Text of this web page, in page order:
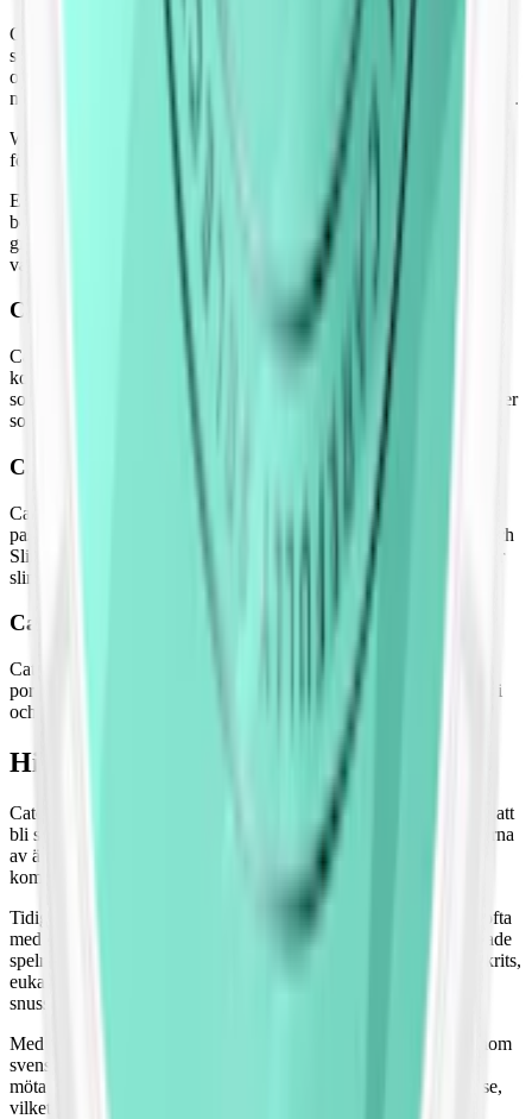
Catch finns i flera olika storlekar och format från liten minisnus till
större slim portionssnus. Formaten varierar från de fuktigare
original-prillorna som ger en snabbare release av både smak och
nikotin, till de torrare white-prillorna som finns i både mini och slim.
White-prillorna har en torrare yta som minskar rinnighet och
förlänger smakupplevelsen.
En Catch Licorice White Mini väger endast 0,42 gram vilket är
betydligt mindre än Catch Apple Slim White där prillan väger 0,8
gram. Catch fanns tidigare också som slim portionssnus under
varumärket XR.
Catch Mini
Catch Mini har prillor vars diskretion och bekvämlighet inte
kompromissar med vare sig smak eller styrka. Små, diskreta prillor
som enkelt kan döljas under läppen. Catch Mini finns i olika smaker
som lakrits, spearmint och eukalyptus.
Catch Slim
Catch Slim från Swedish Match är framtaget för diskretion och
passform utan att kompromissa med smak eller nikotinstyrka. Catch
Slim finns i smaker såsom mint, äpple och persika. Det som skiljer
slim från mini är att slim ger en lite fylligare känsla under läppen.
Catch Original
Catch Original, även känd som Catch Large, är ett klassiskt
portionssnus med en fullstor prilla. Prillorna är större än både mini
och slim. Denna storlek utgick ur sortimentet under januari 2025.
Historien bakom snusmärket Catch
Catch lanserades av Swedish Match 1984. Denna lansering kom att
bli starten på en revolution inom snusindustrin som vi ser effekterna
av än i dag. Catch kom att bli det första smaksatta snuset på den
kommersiella marknaden.
Tidigare var snus främst förknippat med en robust tobakssmak, ofta
med milda toner av citrus så som bergamott. Men Catch förändrade
spelreglerna genom att lansera snus med uttalade smaker som lakrits,
eukalyptus och spearmint, vilket banade väg för en helt ny
snussorter.
Med åren har Catch fortsatt att ligga i framkant för innovation inom
svenskt snus. Produkter som Catch Dry har introducerats för att
möta efterfrågan på snus som rinner mindre och lång smakrelease,
vilket uppnås genom att hålla fukthalten på en mycket låg nivå.